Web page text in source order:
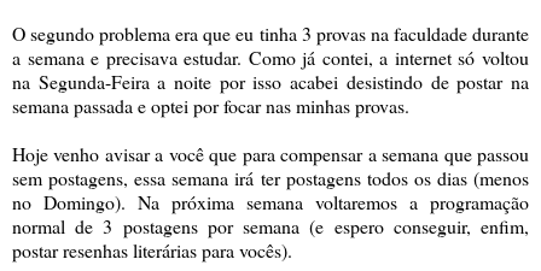
O segundo problema era que eu tinha 3 provas na faculdade durante
a semana e precisava estudar. Como já contei, a internet só voltou
na Segunda-Feira a noite por isso acabei desistindo de postar na
semana passada e optei por focar nas minhas provas.
Hoje venho avisar a você que para compensar a semana que passou
sem postagens, essa semana irá ter postagens todos os dias (menos
no Domingo). Na próxima semana voltaremos a programação
normal de 3 postagens por semana (e espero conseguir, enfim,
postar resenhas literárias para vocês).